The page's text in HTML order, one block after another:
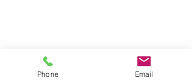
おかわりをしてお腹いっぱいのこども
Phone Email